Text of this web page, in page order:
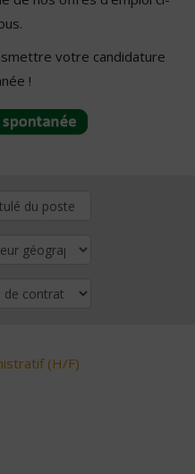
votre candidature
!
(H/F)